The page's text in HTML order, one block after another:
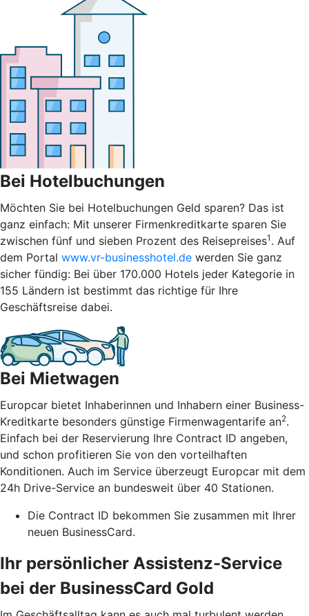
Bei Hotelbuchungen
Möchten Sie bei Hotelbuchungen Geld sparen? Das ist
ganz einfach: Mit unserer Firmenkreditkarte sparen Sie
zwischen fünf und sieben Prozent des Reisepreises1 . Auf
dem Portal www.vr-businesshotel.de werden Sie ganz
sicher fündig: Bei über 170.000 Hotels jeder Kategorie in
155 Ländern ist bestimmt das richtige für Ihre
Geschäftsreise dabei.
Bei Mietwagen
Europcar bietet Inhaberinnen und Inhabern einer Business-
Kreditkarte besonders günstige Firmenwagentarife an2.
Einfach bei der Reservierung Ihre Contract ID angeben,
und schon profitieren Sie von den vorteilhaften
Konditionen. Auch im Service überzeugt Europcar mit dem
24h Drive-Service an bundesweit über 40 Stationen.
Die Contract ID bekommen Sie zusammen mit Ihrer
neuen BusinessCard.
Ihr persönlicher Assistenz-Service
bei der BusinessCard Gold